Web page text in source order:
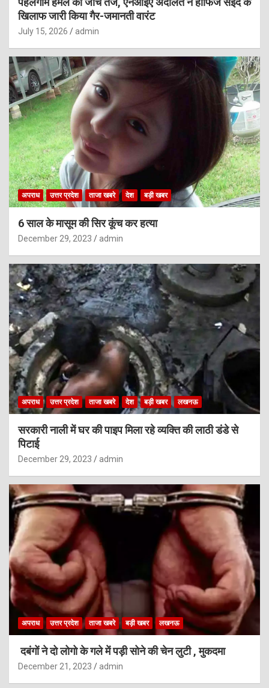
खिलाफ जारी किया गैर-जमानती वारंट
July 15, 2026 admin
अपराध उत्तर प्रदेश ताजा खबरे देश बड़ी खबर
6 साल के मासूम की सिर कूंच कर हत्या
December 29, 2023 admin
अपराध उत्तर प्रदेश ताजा खबरे देश बड़ी खबर लखनऊ
सरकारी नाली में घर की पाइप मिला रहे व्यक्ति की लाठी डंडे से
पिटाई
December 29, 2023 admin
अपराध उत्तर प्रदेश ताजा खबरे बड़ी खबर लखनऊ
दबंगों ने दो लोगो के गले में पड़ी सोने की चेन लुटी , मुकदमा
December 21, 2023 admin